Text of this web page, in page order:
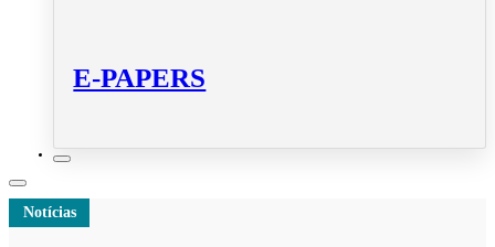
E-PAPERS
Notícias